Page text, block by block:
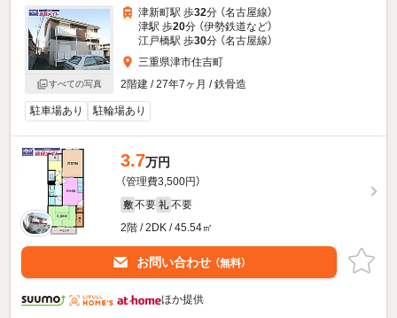
すべての写真
津新町駅 歩32分 （名古屋線）
津駅 歩20分 （伊勢鉄道など）
江戸橋駅 歩30分 （名古屋線）
三重県津市住吉町
2階建 / 27年7ヶ月 / 鉄骨造
駐車場あり 駐輪場あり
3.7万円
（管理費3,500円）
敷 不要 礼 不要
2階 / 2DK / 45.54㎡
お問い合わせ （無料）
ほか提供